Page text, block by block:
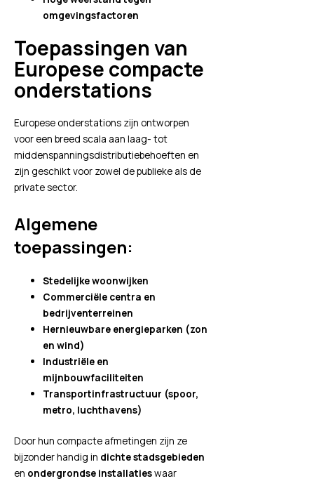
omgevingsfactoren
Toepassingen van
Europese compacte
onderstations
Europese onderstations zijn ontworpen
voor een breed scala aan laag- tot
middenspanningsdistributiebehoeften en
zijn geschikt voor zowel de publieke als de
private sector.
Algemene
toepassingen:
Stedelijke woonwijken
Commerciële centra en
bedrijventerreinen
Hernieuwbare energieparken (zon
en wind)
Industriële en
mijnbouwfaciliteiten
Transportinfrastructuur (spoor,
metro, luchthavens)
Door hun compacte afmetingen zijn ze
bijzonder handig in dichte stadsgebieden
en ondergrondse installatieswaar